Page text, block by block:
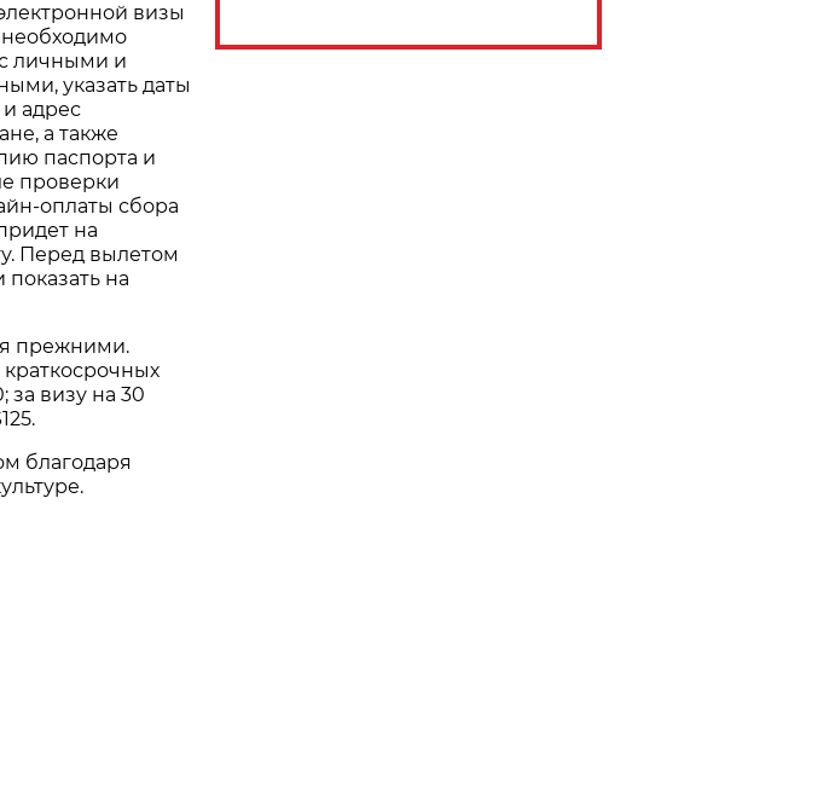
визы
личными и
указать даты
адрес
а также
паспорта и
проверки
оплаты сбора
на
Перед вылетом
на
прежними.
за визу на 30
благодаря